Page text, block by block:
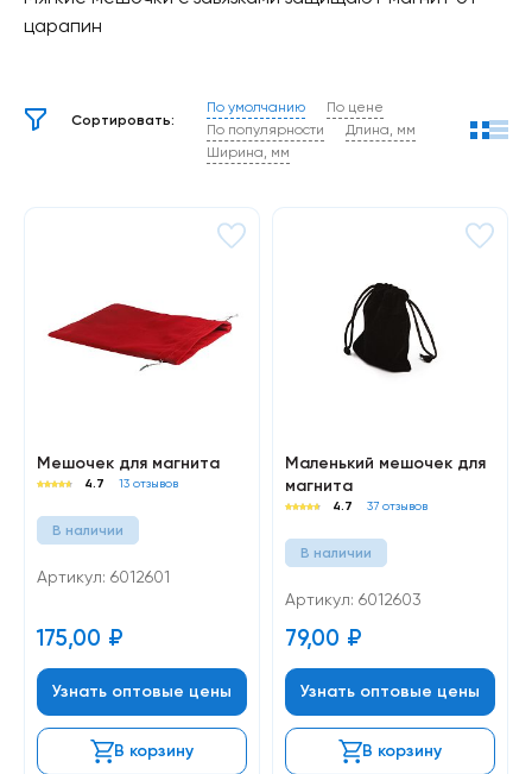
царапин
Сортировать:
По умолчанию
По цене
По популярности
Длина, мм
Ширина, мм
Мешочек для магнита
4.7 13 отзывов
В наличии
Артикул: 6012601
175,00 ₽
Узнать оптовые цены
В корзину
Маленький мешочек для
магнита
4.7 37 отзывов
В наличии
Артикул: 6012603
79,00 ₽
Узнать оптовые цены
В корзину